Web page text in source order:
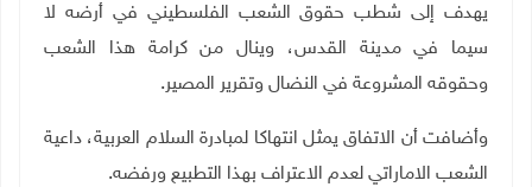
يهدف إلى شطب حقوق الشعب الفلسطيني في أرضه لا
سيما في مدينة القدس، وينال من كرامة هذا الشعب
وحقوقه المشروعة في النضال وتقرير المصير.
وأضافت أن الاتفاق يمثل انتهاكا لمبادرة السلام العربية، داعية
الشعب الاماراتي لعدم الاعتراف بهذا التطبيع ورفضه.